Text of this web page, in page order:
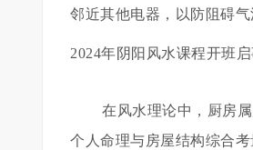
邻近其他电器，以防阻碍气
2024年阴阳风水课程开班
在风水理论中，厨房
个人命理与房屋结构综合考